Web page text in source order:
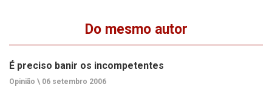
Do mesmo autor
É preciso banir os incompetentes
Opinião \ 06 setembro 2006